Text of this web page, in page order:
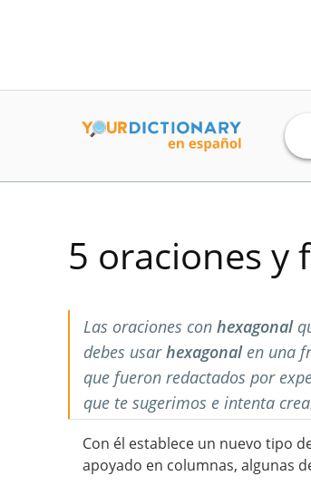
5 oraciones y
Las oraciones con hexagonal
debes usarhexagonalen una
que fueron redactados por
que te sugerimos e intenta
Con él establece un nuevo tipo
apoyado en columnas, algunas